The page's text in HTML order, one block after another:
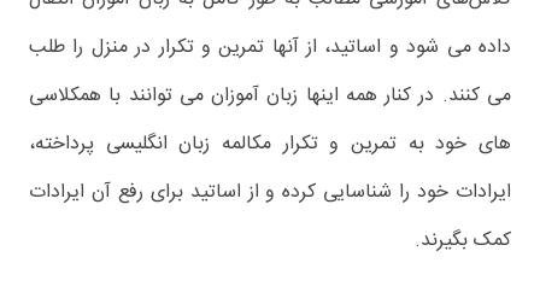
داده می شود و اساتید، از آنها تمرین و تکرار در منزل را طلب
می کنند. در کنار همه اینها زبان آموزان می توانند با همکلاسی
های خود به تمرین و تکرار مکالمه زبان انگلیسی پرداخته،
ایرادات خود را شناسایی کرده و از اساتید برای رفع آن ایرادات
کمک بگیرند.